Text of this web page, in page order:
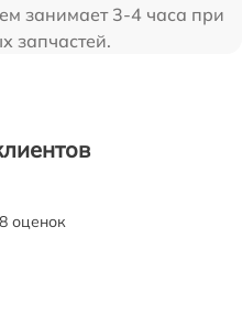
занимает 3-4 часа при
запчастей.
оценок